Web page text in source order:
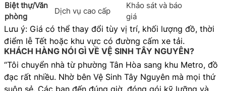
Biệt thự/Văn
phòng
Dịch vụ cao cấp
Khảo sát và báo
giá
Lưu ý: Giá có thể thay đổi tùy vị trí, khối lượng đồ, thời
điểm lễ Tết hoặc khu vực có đường cấm xe tải.
KHÁCH HÀNG NÓI GÌ VỀ VỆ SINH TÂY NGUYÊN?
“Tôi chuyển nhà từ phường Tân Hòa sang khu Metro, đồ
đạc rất nhiều. Nhờ bên Vệ Sinh Tây Nguyên mà mọi thứ
suôn sẻ. Các bạn đến đúng giờ, đóng gói kỹ lưỡng và